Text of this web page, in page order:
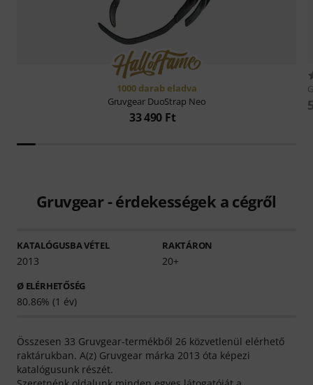
1000 darab eladva
Gruvgear DuoStrap Neo
33 490 Ft
Gruvgear - érdekességek a cégről
KATALÓGUSBA VÉTEL
2013
RAKTÁRON
20+
Ø ELÉRHETŐSÉG
80.86% (1 év)
Összesen 33 Gruvgear-termékből 26 közvetlenül elérhető
raktárukban. A(z) Gruvgear márka 2013 óta képezi
katalógusunk részét.